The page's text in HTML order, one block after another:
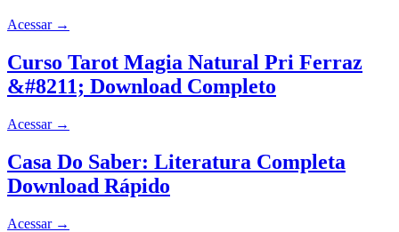
Acessar →
Curso Tarot Magia Natural Pri Ferraz
&#8211; Download Completo
Acessar →
Casa Do Saber: Literatura Completa
Download Rápido
Acessar →